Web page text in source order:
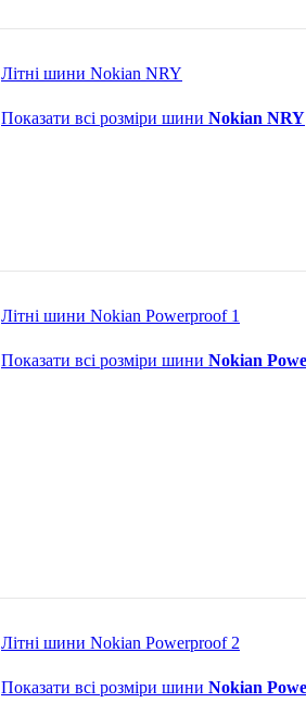
Літні шини Nokian NRY
Показати всі розміри шини Nokian NRY
Літні шини Nokian Powerproof 1
Показати всі розміри шини Nokian
Літні шини Nokian Powerproof 2
Показати всі розміри шини Nokian